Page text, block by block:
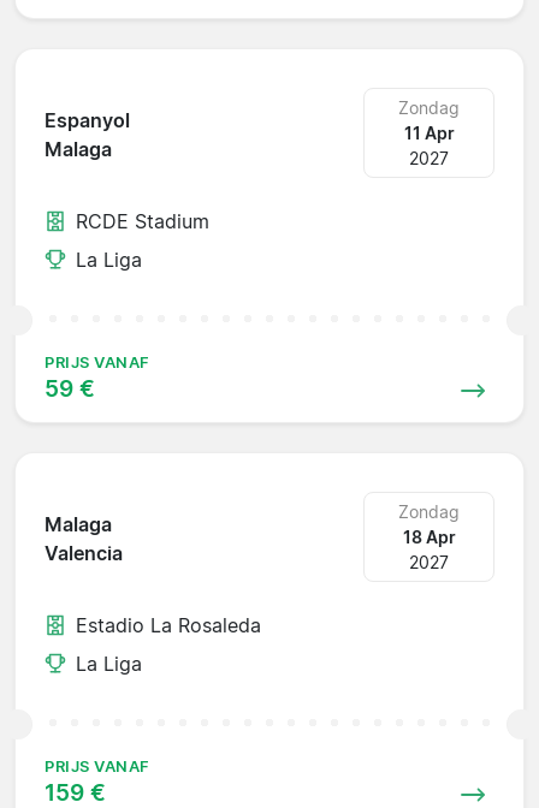
Espanyol
Malaga
Zondag
11 Apr
2027
RCDE Stadium
La Liga
PRIJS VANAF
59 €
Malaga
Valencia
Zondag
18 Apr
2027
Estadio La Rosaleda
La Liga
PRIJS VANAF
159 €